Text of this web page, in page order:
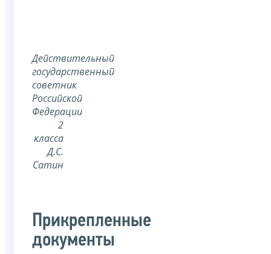
Действительный
государственный
советник
Российской
Федерации
2
класса
Д.С.
Сатин
Прикрепленные
документы